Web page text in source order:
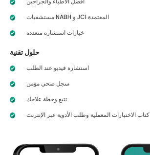
مستشفيات NABH و JCI المعتمدة
خيارات استشارة متعددة
حلول تقنية
استشارة فيديو عند الطلب
سجل صحي مؤمن
تتبع وخطة علاجك
كتاب الاختبارات المعملية وطلب الأدوية عبر الإنترنت